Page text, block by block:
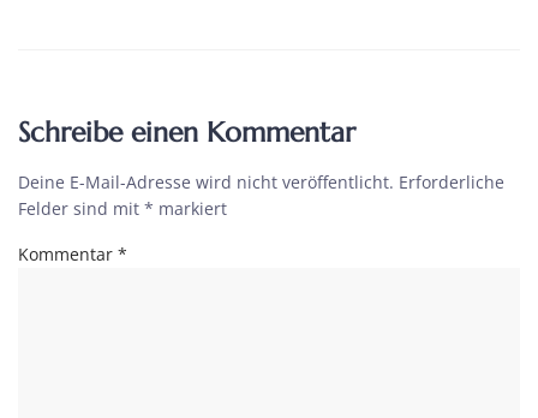
Schreibe einen Kommentar
Deine E-Mail-Adresse wird nicht veröffentlicht. Erforderliche
Felder sind mit * markiert
Kommentar *